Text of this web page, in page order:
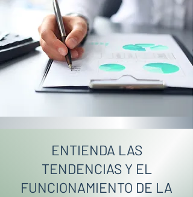
ENTIENDA LAS
TENDENCIAS Y EL
FUNCIONAMIENTO DE LA